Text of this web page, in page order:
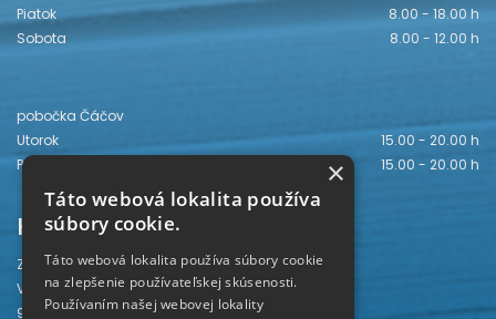
Piatok
8.00 - 18.00 h
Sobota
8.00 - 12.00 h
pobočka Čáčov
Utorok
15.00 - 20.00 h
Piatok
15.00 - 20.00 h
Kontakt
Záhorská knižnica
Vajanského 28
905 01 Senica
×
Táto webová lokalita používa
súbory cookie.
Táto webová lokalita používa súbory cookie
na zlepšenie používateľskej skúsenosti.
Používaním našej webovej lokality